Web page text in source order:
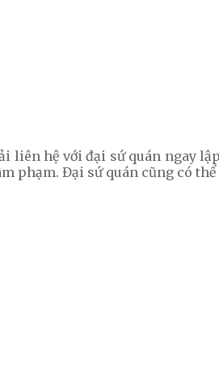
liên hệ với đại sứ quán ngay
phạm. Đại sứ quán cũng có